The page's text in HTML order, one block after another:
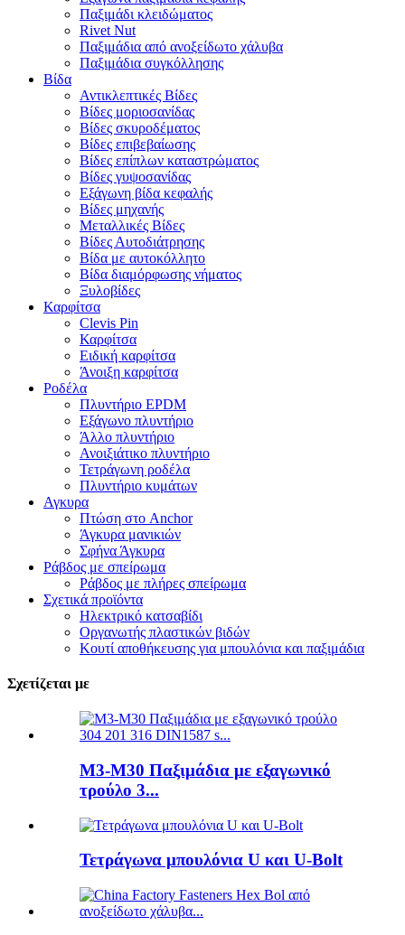
Παξιμάδι κλειδώματος
Rivet Nut
Παξιμάδια από ανοξείδωτο χάλυβα
Παξιμάδια συγκόλλησης
Βίδα
Αντικλεπτικές Βίδες
Βίδες μοριοσανίδας
Βίδες σκυροδέματος
Βίδες επιβεβαίωσης
Βίδες επίπλων καταστρώματος
Βίδες γυψοσανίδας
Εξάγωνη βίδα κεφαλής
Βίδες μηχανής
Μεταλλικές Βίδες
Βίδες Αυτοδιάτρησης
Βίδα με αυτοκόλλητο
Βίδα διαμόρφωσης νήματος
Ξυλοβίδες
Καρφίτσα
Clevis Pin
Καρφίτσα
Ειδική καρφίτσα
Άνοιξη καρφίτσα
Ροδέλα
Πλυντήριο EPDM
Εξάγωνο πλυντήριο
Άλλο πλυντήριο
Ανοιξιάτικο πλυντήριο
Τετράγωνη ροδέλα
Πλυντήριο κυμάτων
Αγκυρα
Πτώση στο Anchor
Άγκυρα μανικιών
Σφήνα Άγκυρα
Ράβδος με σπείρωμα
Ράβδος με πλήρες σπείρωμα
Σχετικά προϊόντα
Ηλεκτρικό κατσαβίδι
Οργανωτής πλαστικών βιδών
Κουτί αποθήκευσης για μπουλόνια και παξιμάδια
Σχετίζεται με
M3-M30 Παξιμάδια με εξαγωνικό
τρούλο 3...
Τετράγωνα μπουλόνια U και U-Bolt